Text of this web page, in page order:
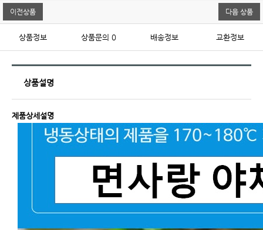
이전상품 다음 상품
상품정보 상품문의 0 배송정보 교환정보
상품설명
제품상세설명